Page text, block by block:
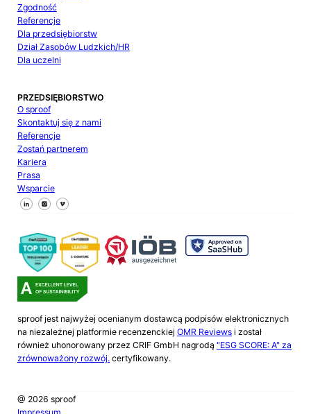
Zgodność
Referencje
Dla przedsiębiorstw
Dział Zasobów Ludzkich/HR
Dla uczelni
PRZEDSIĘBIORSTWO
O sproof
Skontaktuj się z nami
Referencje
Zostań partnerem
Kariera
Prasa
Wsparcie
Śledź nas na Facebooku
Śledź nas na X
Śledź nas na LinkedIn
sproof jest najwyżej ocenianym dostawcą podpisów elektronicznych
na niezależnej platformie recenzenckiej OMR Reviewsi został
również uhonorowany przez CRIF GmbH nagrodą "ESG SCORE: A" za
zrównoważony rozwój.certyfikowany.
@ 2026 sproof